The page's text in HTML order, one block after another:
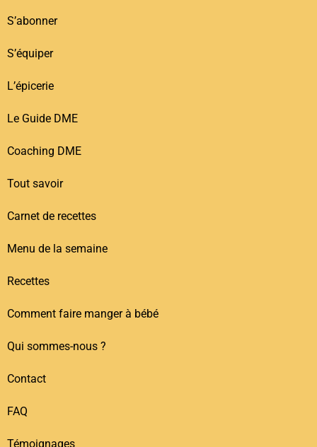
S’abonner
S’équiper
L’épicerie
Le Guide DME
Coaching DME
Tout savoir
Carnet de recettes
Menu de la semaine
Recettes
Comment faire manger à bébé
Qui sommes-nous ?
Contact
FAQ
Témoignages